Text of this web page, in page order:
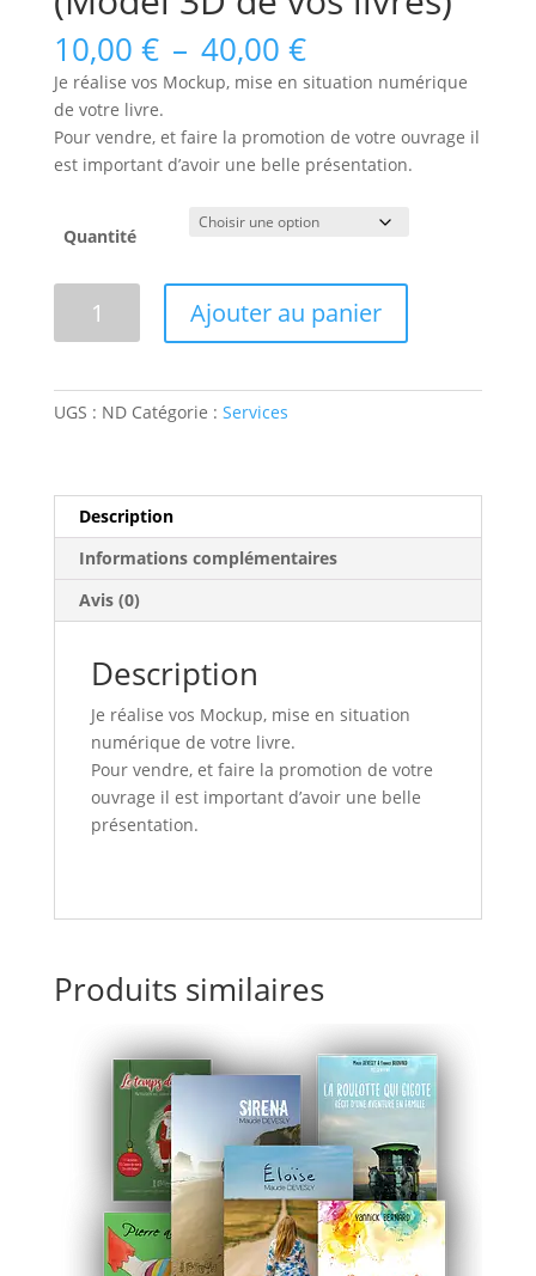
10,00 € – 40,00 €Plage
de
prix :
10,00 €
à
40,00 €
Je réalise vos Mockup, mise en situation numérique
de votre livre.
Pour vendre, et faire la promotion de votre ouvrage il
est important d’avoir une belle présentation.
Quantité
vos
vos
livres)
Ajouter au panier
UGS : ND Catégorie : Services
Description
Informations complémentaires
Avis (0)
Description
Je réalise vos Mockup, mise en situation
numérique de votre livre.
Pour vendre, et faire la promotion de votre
ouvrage il est important d’avoir une belle
présentation.
Produits similaires